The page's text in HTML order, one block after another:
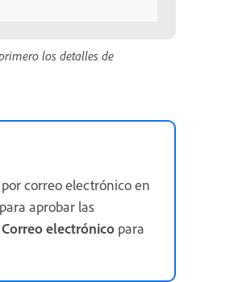
los detalles de
correo electrónico en
aprobar las
Correo electrónico para